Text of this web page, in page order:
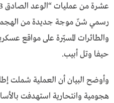
رسمي شنّ موجة جديدة من
والطائرات المسيّرة على مواقع
حيفا وتل أبيب.
هجومية وانتحارية استهدفت